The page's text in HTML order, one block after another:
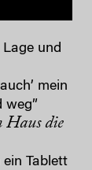
und
mein
weg”
Haus die
ein Tablett